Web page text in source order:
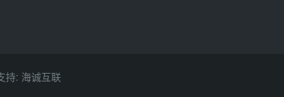
持: 海诚互联